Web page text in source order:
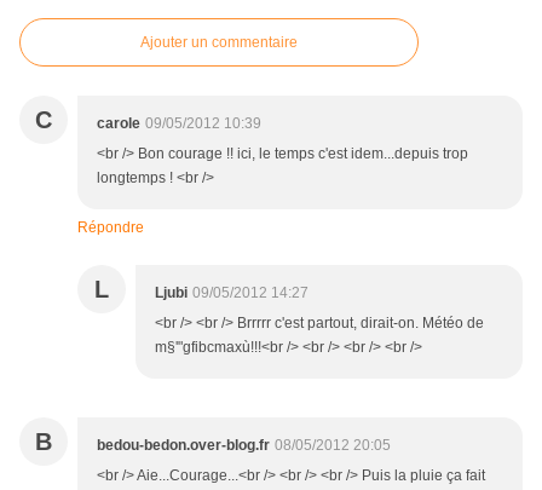
Ajouter un commentaire
C carole 09/05/2012 10:39
<br /> Bon courage !! ici, le temps c'est idem...depuis trop
longtemps ! <br />
Répondre
L Ljubi 09/05/2012 14:27
<br /> <br /> Brrrrr c'est partout, dirait-on. Météo de
m§'"gfibcmaxù!!!<br /> <br /> <br /> <br />
B bedou-bedon.over-blog.fr 08/05/2012 20:05
<br /> Aie...Courage...<br /> <br /> <br /> Puis la pluie ça fait